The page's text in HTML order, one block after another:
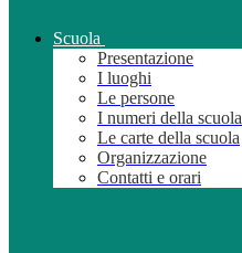
Scuola
Presentazione
I luoghi
Le persone
I numeri della scuola
Le carte della scuola
Organizzazione
Contatti e orari